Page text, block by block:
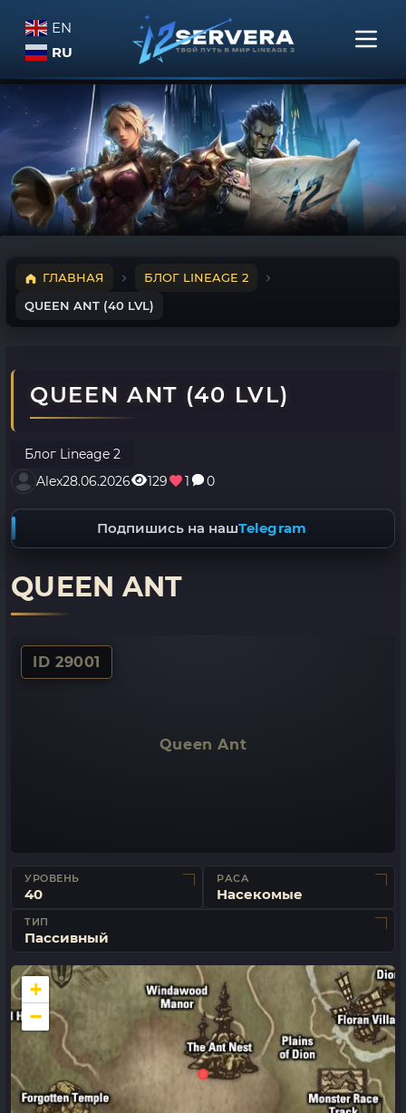
EN
RU
ГЛАВНАЯ
БЛОГ LINEAGE 2
QUEEN ANT (40 LVL)
QUEEN ANT (40 LVL)
Блог Lineage 2
Alex28.06.2026 129 1 0
Подпишись на нашTelegram
QUEEN ANT
ID 29001
Queen Ant
УРОВЕНЬ
40
РАСА
Насекомые
ТИП
Пассивный
+
−